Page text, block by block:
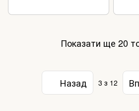
Показати ще 20
Назад 3 з 12